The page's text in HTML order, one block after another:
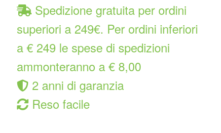
Spedizione gratuita per ordini
superiori a 249€. Per ordini inferiori
a € 249 le spese di spedizioni
ammonteranno a € 8,00
2 anni di garanzia
Reso facile